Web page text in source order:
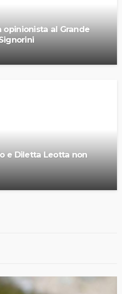
opinionista al Grande
e Diletta Leotta non